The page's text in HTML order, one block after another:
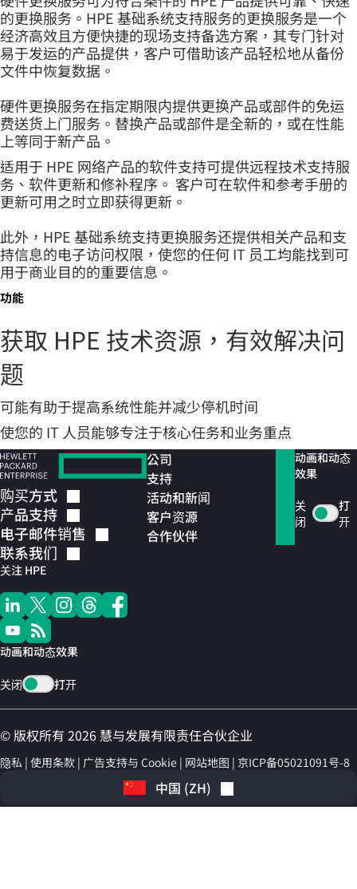
的更换服务。HPE 基础系统支持服务的更换服务是一个
经济高效且方便快捷的现场支持备选方案，其专门针对
易于发运的产品提供，客户可借助该产品轻松地从备份
文件中恢复数据。
硬件更换服务在指定期限内提供更换产品或部件的免运
费送货上门服务。替换产品或部件是全新的，或在性能
上等同于新产品。
适用于 HPE 网络产品的软件支持可提供远程技术支持服
务、软件更新和修补程序。 客户可在软件和参考手册的
更新可用之时立即获得更新。
此外，HPE 基础系统支持更换服务还提供相关产品和支
持信息的电子访问权限，使您的任何 IT 员工均能找到可
用于商业目的的重要信息。
功能
获取 HPE 技术资源，有效解决问
题
可能有助于提高系统性能并减少停机时间
使您的 IT 人员能够专注于核心任务和业务重点
购买方式
产品支持
电子邮件销售
联系我们
关注 HPE
动画和动态效果
关闭 打开
公司
支持
活动和新闻
客户资源
合作伙伴
动画和动态
效果
关
闭
打
开
© 版权所有 2026 慧与发展有限责任合伙企业
隐私 使用条款 广告支持与 Cookie 网站地图 京ICP备05021091号-8
中国 (ZH)